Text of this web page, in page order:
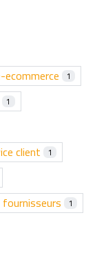
1
1
client 1
1